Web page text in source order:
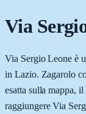
Via
Via Sergio Leone è
in Lazio. Zagarolo
esatta sulla mappa,
raggiungere Via